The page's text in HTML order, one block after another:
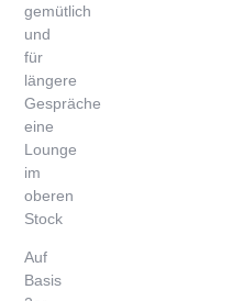
gemütlich
und
für
längere
Gespräche
eine
Lounge
im
oberen
Stock
Auf
Basis